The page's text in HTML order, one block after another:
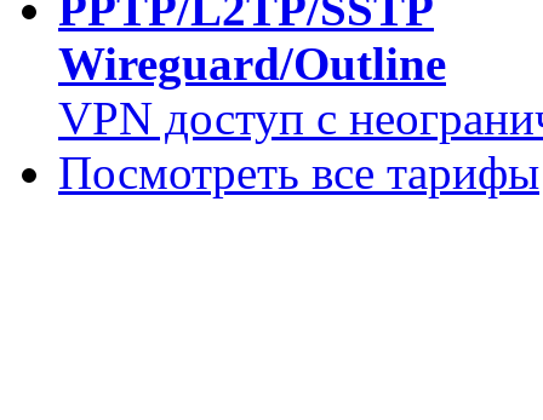
Wireguard/Outline
VPN доступ с
Посмотреть все тарифы